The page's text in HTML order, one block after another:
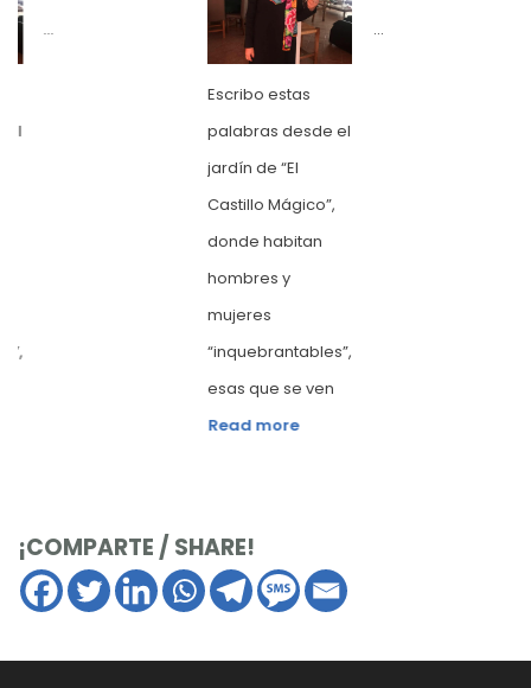
Escribo estas
palabras desde el
jardín de “El
Castillo Mágico”,
donde habitan
hombres y
mujeres
“inquebrantables”,
esas que se ven
Read more
¡COMPARTE / SHARE!